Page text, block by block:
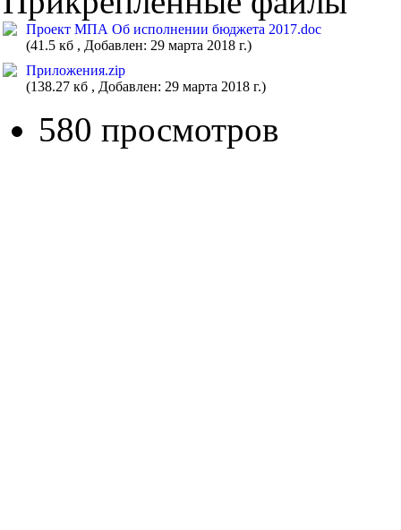
Проект МПА Об исполнении бюджета 2017.doc
(41.5 кб , Добавлен: 29 марта 2018 г.)
Приложения.zip
(138.27 кб , Добавлен: 29 марта 2018 г.)
580 просмотров